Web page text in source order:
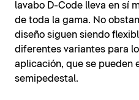
lavabo D-Code lleva en sí
de toda la gama. No
diseño siguen siendo
diferentes variantes para
aplicación, que se pueden
semipedestal.